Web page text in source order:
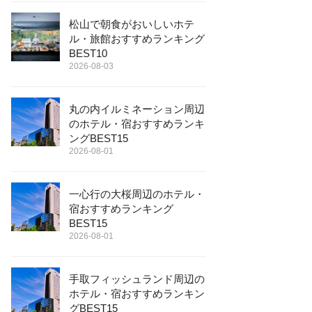
松山で朝食がおいしいホテ
ル・旅館おすすめランキング
BEST10
2026-08-03
丸の内イルミネーション周辺
のホテル・宿おすすめランキ
ングBEST15
2026-08-01
一心行の大桜周辺のホテル・
宿おすすめランキング
BEST15
2026-08-01
手取フィッシュランド周辺の
ホテル・宿おすすめランキン
グBEST15